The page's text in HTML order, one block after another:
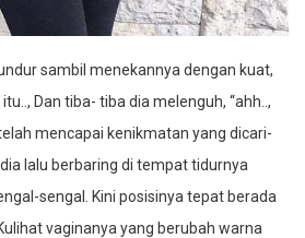
sambil menekannya dengan kuat,
Dan tiba- tiba dia melenguh, “ahh..,
mencapai kenikmatan yang dicari-
lalu berbaring di tempat tidurnya
sengal. Kini posisinya tepat berada
vaginanya yang berubah warna